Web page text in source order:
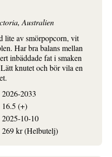
Australien
lite av smörpopcorn, vit
Har bra balans mellan
inbäddade fat i smaken
knutet och bör vila en
2026-2033
16.5 (+)
2025-10-10
269 kr (Helbutelj)